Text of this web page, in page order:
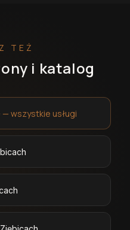
TEŻ
i katalog
— wszystkie usługi